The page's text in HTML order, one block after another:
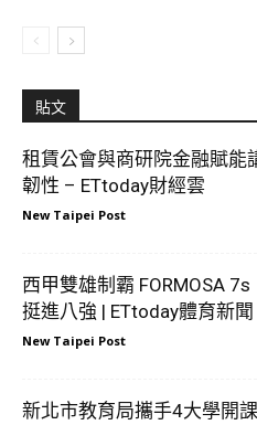
貼文
租賃公會與商研院金融賦
韌性 – ETtoday財經雲
New Taipei Post
西甲雙雄制霸 FORMOSA
挺進八強 | ETtoday體育新聞
New Taipei Post
新北市教育局攜手4大學開